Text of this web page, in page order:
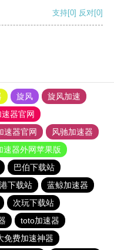
支持[0] 反对[0]
旋风
旋风加速
器官网
速器官网
风驰加速器
速器外网苹果版
巴伯下载站
下载站
蓝鲸加速器
次玩下载站
toto加速器
免费加速神器